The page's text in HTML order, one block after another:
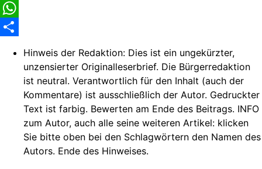
Facebook
WhatsApp
Hinweis der Redaktion: Dies ist ein ungekürzter,
unzensierter Originalleserbrief. Die Bürgerredaktion
ist neutral. Verantwortlich für den Inhalt (auch der
Kommentare) ist ausschließlich der Autor. Gedruckter
Text ist farbig. Bewerten am Ende des Beitrags. INFO
zum Autor, auch alle seine weiteren Artikel: klicken
Sie bitte oben bei den Schlagwörtern den Namen des
Autors. Ende des Hinweises.